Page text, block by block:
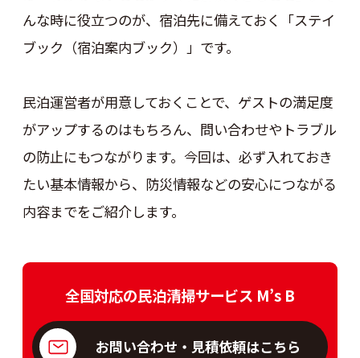
んな時に役立つのが、宿泊先に備えておく「ステイ
ブック（宿泊案内ブック）」です。
民泊運営者が用意しておくことで、ゲストの満足度
がアップするのはもちろん、問い合わせやトラブル
の防止にもつながります。今回は、必ず入れておき
たい基本情報から、防災情報などの安心につながる
内容までをご紹介します。
全国対応の民泊清掃サービス M’s B
お問い合わせ・見積依頼はこちら